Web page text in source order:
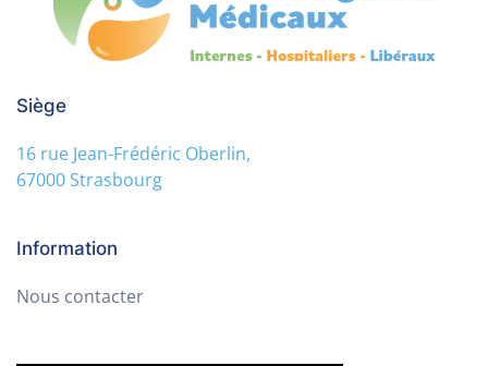
Siège
16 rue Jean-Frédéric Oberlin,
67000 Strasbourg
Information
Nous contacter